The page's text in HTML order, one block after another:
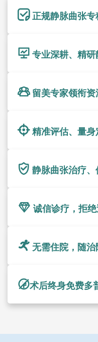
正规静脉曲张专
专业深耕、精
留美专家领衔资
精准评估、量身
静脉曲张治疗、
诚信诊疗，拒
无需住院，随
术后终身免费多